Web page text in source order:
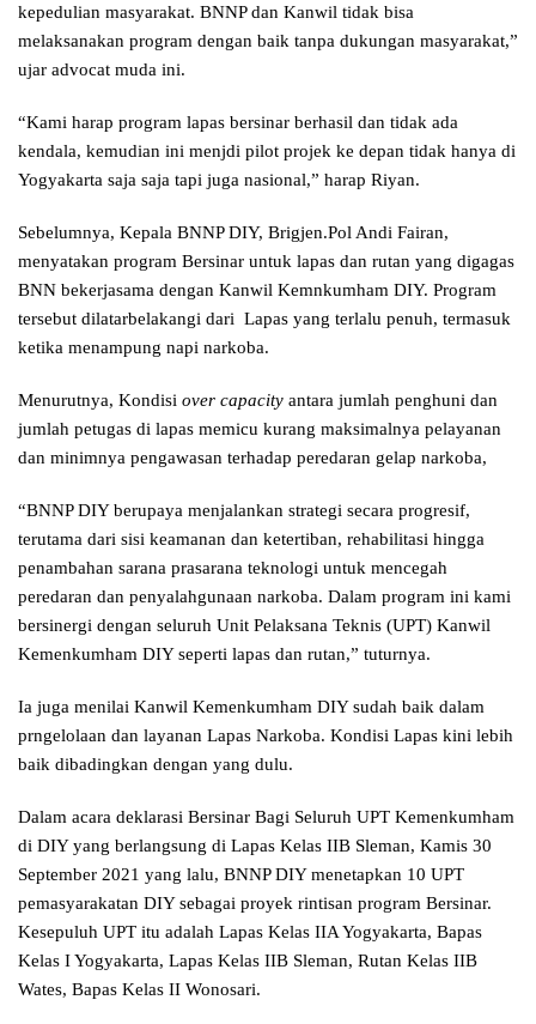
kepedulian masyarakat. BNNP dan Kanwil tidak bisa
melaksanakan program dengan baik tanpa dukungan masyarakat,”
ujar advocat muda ini.
“Kami harap program lapas bersinar berhasil dan tidak ada
kendala, kemudian ini menjdi pilot projek ke depan tidak hanya di
Yogyakarta saja saja tapi juga nasional,” harap Riyan.
Sebelumnya, Kepala BNNP DIY, Brigjen.Pol Andi Fairan,
menyatakan program Bersinar untuk lapas dan rutan yang digagas
BNN bekerjasama dengan Kanwil Kemnkumham DIY. Program
tersebut dilatarbelakangi dari Lapas yang terlalu penuh, termasuk
ketika menampung napi narkoba.
Menurutnya, Kondisi over capacity antara jumlah penghuni dan
jumlah petugas di lapas memicu kurang maksimalnya pelayanan
dan minimnya pengawasan terhadap peredaran gelap narkoba,
“BNNP DIY berupaya menjalankan strategi secara progresif,
terutama dari sisi keamanan dan ketertiban, rehabilitasi hingga
penambahan sarana prasarana teknologi untuk mencegah
peredaran dan penyalahgunaan narkoba. Dalam program ini kami
bersinergi dengan seluruh Unit Pelaksana Teknis (UPT) Kanwil
Kemenkumham DIY seperti lapas dan rutan,” tuturnya.
Ia juga menilai Kanwil Kemenkumham DIY sudah baik dalam
prngelolaan dan layanan Lapas Narkoba. Kondisi Lapas kini lebih
baik dibadingkan dengan yang dulu.
Dalam acara deklarasi Bersinar Bagi Seluruh UPT Kemenkumham
di DIY yang berlangsung di Lapas Kelas IIB Sleman, Kamis 30
September 2021 yang lalu, BNNP DIY menetapkan 10 UPT
pemasyarakatan DIY sebagai proyek rintisan program Bersinar.
Kesepuluh UPT itu adalah Lapas Kelas IIA Yogyakarta, Bapas
Kelas I Yogyakarta, Lapas Kelas IIB Sleman, Rutan Kelas IIB
Wates, Bapas Kelas II Wonosari.